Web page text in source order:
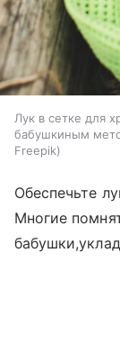
Лук в сетке для
бабушкиным
Freepik
Обеспечьте
Многие